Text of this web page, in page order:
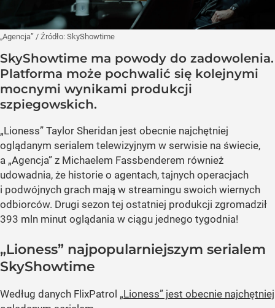
„Agencja” / Źródło: SkyShowtime
SkyShowtime ma powody do zadowolenia.
Platforma może pochwalić się kolejnymi
mocnymi wynikami produkcji
szpiegowskich.
„Lioness” Taylor Sheridan jest obecnie najchętniej
oglądanym serialem telewizyjnym w serwisie na świecie,
a „Agencja” z Michaelem Fassbenderem również
udowadnia, że historie o agentach, tajnych operacjach
i podwójnych grach mają w streamingu swoich wiernych
odbiorców. Drugi sezon tej ostatniej produkcji zgromadził
393 mln minut oglądania w ciągu jednego tygodnia!
„Lioness” najpopularniejszym serialem
SkyShowtime
Według danych FlixPatrol „Lioness” jest obecnie najchętniej